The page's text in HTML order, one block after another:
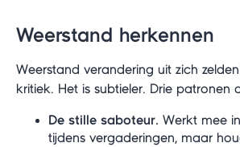
Weerstand herkennen
Weerstand verandering uit zich
kritiek. Het is subtieler. Drie patronen
De stille saboteur. Werkt mee
tijdens vergaderingen, maar